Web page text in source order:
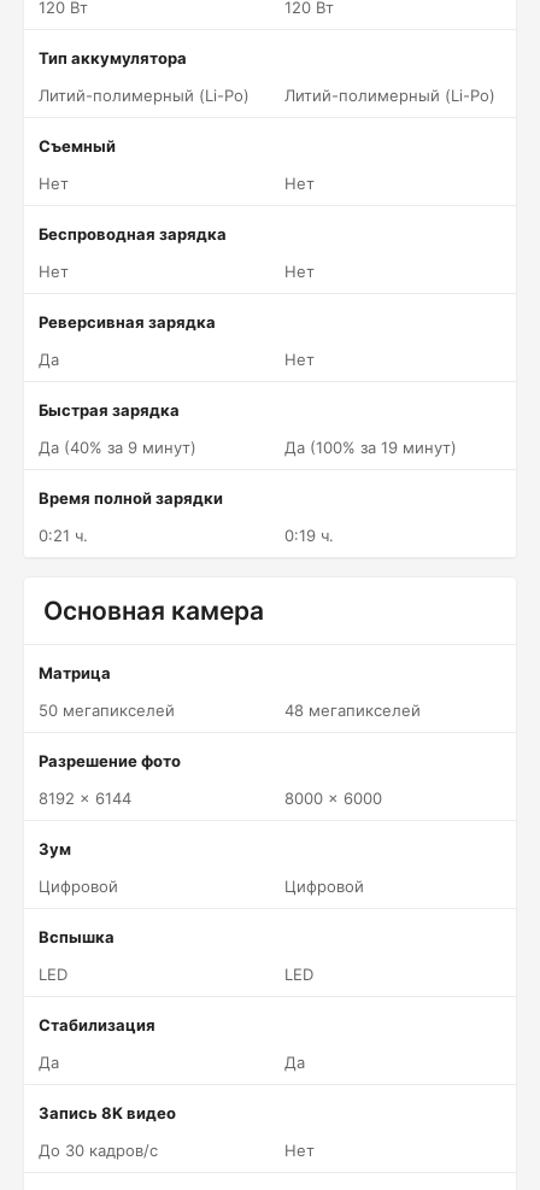
120 Вт 120 Вт
Тип аккумулятора
Литий-полимерный (Li-Po)
Литий-полимерный (Li-Po)
Съемный
Нет
Нет
Беспроводная зарядка
Нет
Нет
Реверсивная зарядка
Да
Нет
Быстрая зарядка
Да (40% за 9 минут)
Да (100% за 19 минут)
Время полной зарядки
0:21 ч.
0:19 ч.
Основная камера
Матрица
50 мегапикселей
48 мегапикселей
Разрешение фото
8192 x 6144
8000 x 6000
Зум
Цифровой
Цифровой
Вспышка
LED
LED
Стабилизация
Да
Да
Запись 8K видео
До 30 кадров/c
Нет